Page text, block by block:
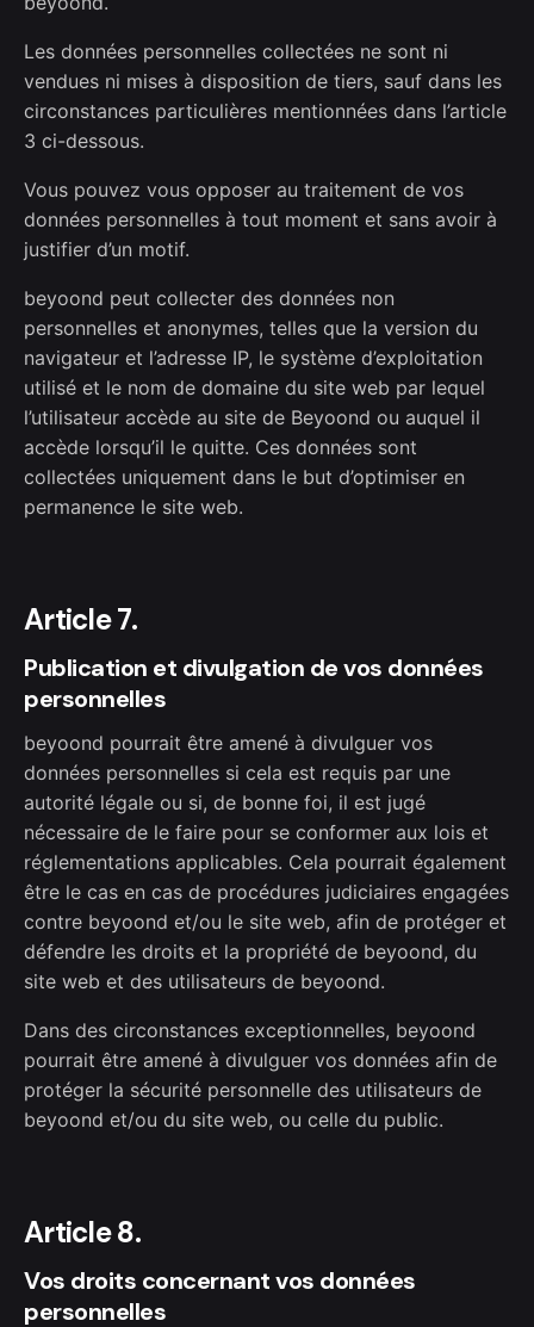
Les données personnelles collectées ne sont ni
vendues ni mises à disposition de tiers, sauf dans les
circonstances particulières mentionnées dans l’article
3 ci-dessous.
Vous pouvez vous opposer au traitement de vos
données personnelles à tout moment et sans avoir à
justifier d’un motif.
beyoond peut collecter des données non
personnelles et anonymes, telles que la version du
navigateur et l’adresse IP, le système d’exploitation
utilisé et le nom de domaine du site web par lequel
l’utilisateur accède au site de Beyoond ou auquel il
accède lorsqu’il le quitte. Ces données sont
collectées uniquement dans le but d’optimiser en
permanence le site web.
Article 7.
Publication et divulgation de vos données
personnelles
beyoond pourrait être amené à divulguer vos
données personnelles si cela est requis par une
autorité légale ou si, de bonne foi, il est jugé
nécessaire de le faire pour se conformer aux lois et
réglementations applicables. Cela pourrait également
être le cas en cas de procédures judiciaires engagées
contre beyoond et/ou le site web, afin de protéger et
défendre les droits et la propriété de beyoond, du
site web et des utilisateurs de beyoond.
Dans des circonstances exceptionnelles, beyoond
pourrait être amené à divulguer vos données afin de
protéger la sécurité personnelle des utilisateurs de
beyoond et/ou du site web, ou celle du public.
Article 8.
Vos droits concernant vos données
personnelles